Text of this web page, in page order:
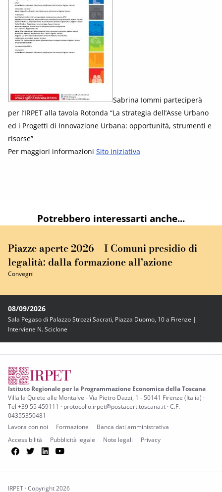
Sabrina Iommi parteciperà
per l’IRPET alla tavola Rotonda “La strategia dell’Asse Urbano
ed i Progetti di Innovazione Urbana: opportunità, strumenti e
risorse”
Per maggiori informazioni Sito iniziativa
Potrebbero interessarti anche...
Piazze aperte 2026 – I Comuni presidio di
legalità: dalla formazione all’azione
Convegni
08/09/2026
Sala Pegaso di Palazzo Strozzi Sacrati, Piazza Duomo, 10 a Firenze |
Interviene N. Sciclone
Istituto Regionale per la Programmazione Economica della Toscana
Villa la Quiete alle Montalve - Via Pietro Dazzi, 1 - 50141 Firenze (Italia) ·
Tel +39 55 459111 · protocollo.irpet@postacert.toscana.it · C.F.
04355350481
Lavora con noi
Formazione
Banca dati amministrativa
Accessibilità
Pubblicità legale Note legali Privacy
Facebook
TwitterLinkedIn
IRPET · Copyright 2026